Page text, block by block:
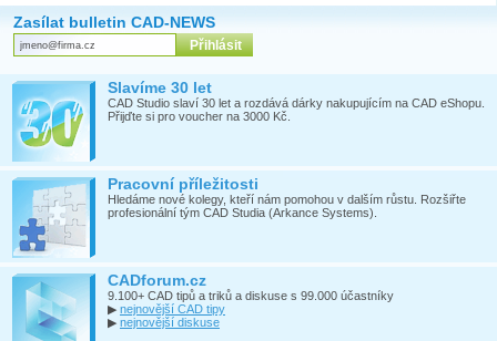
Zasílat bulletin CAD-NEWS
Slavíme 30 let
CAD Studio slaví 30 let a rozdává dárky nakupujícím na CAD eShopu.
Přijďte si pro voucher na 3000 Kč.
Pracovní příležitosti
Hledáme nové kolegy, kteří nám pomohou v dalším růstu. Rozšiřte
profesionální tým CAD Studia (Arkance Systems).
CADforum.cz
9.100+ CAD tipů a triků a diskuse s 99.000 účastníky
▶ nejnovější CAD tipy
▶ nejnovější diskuse